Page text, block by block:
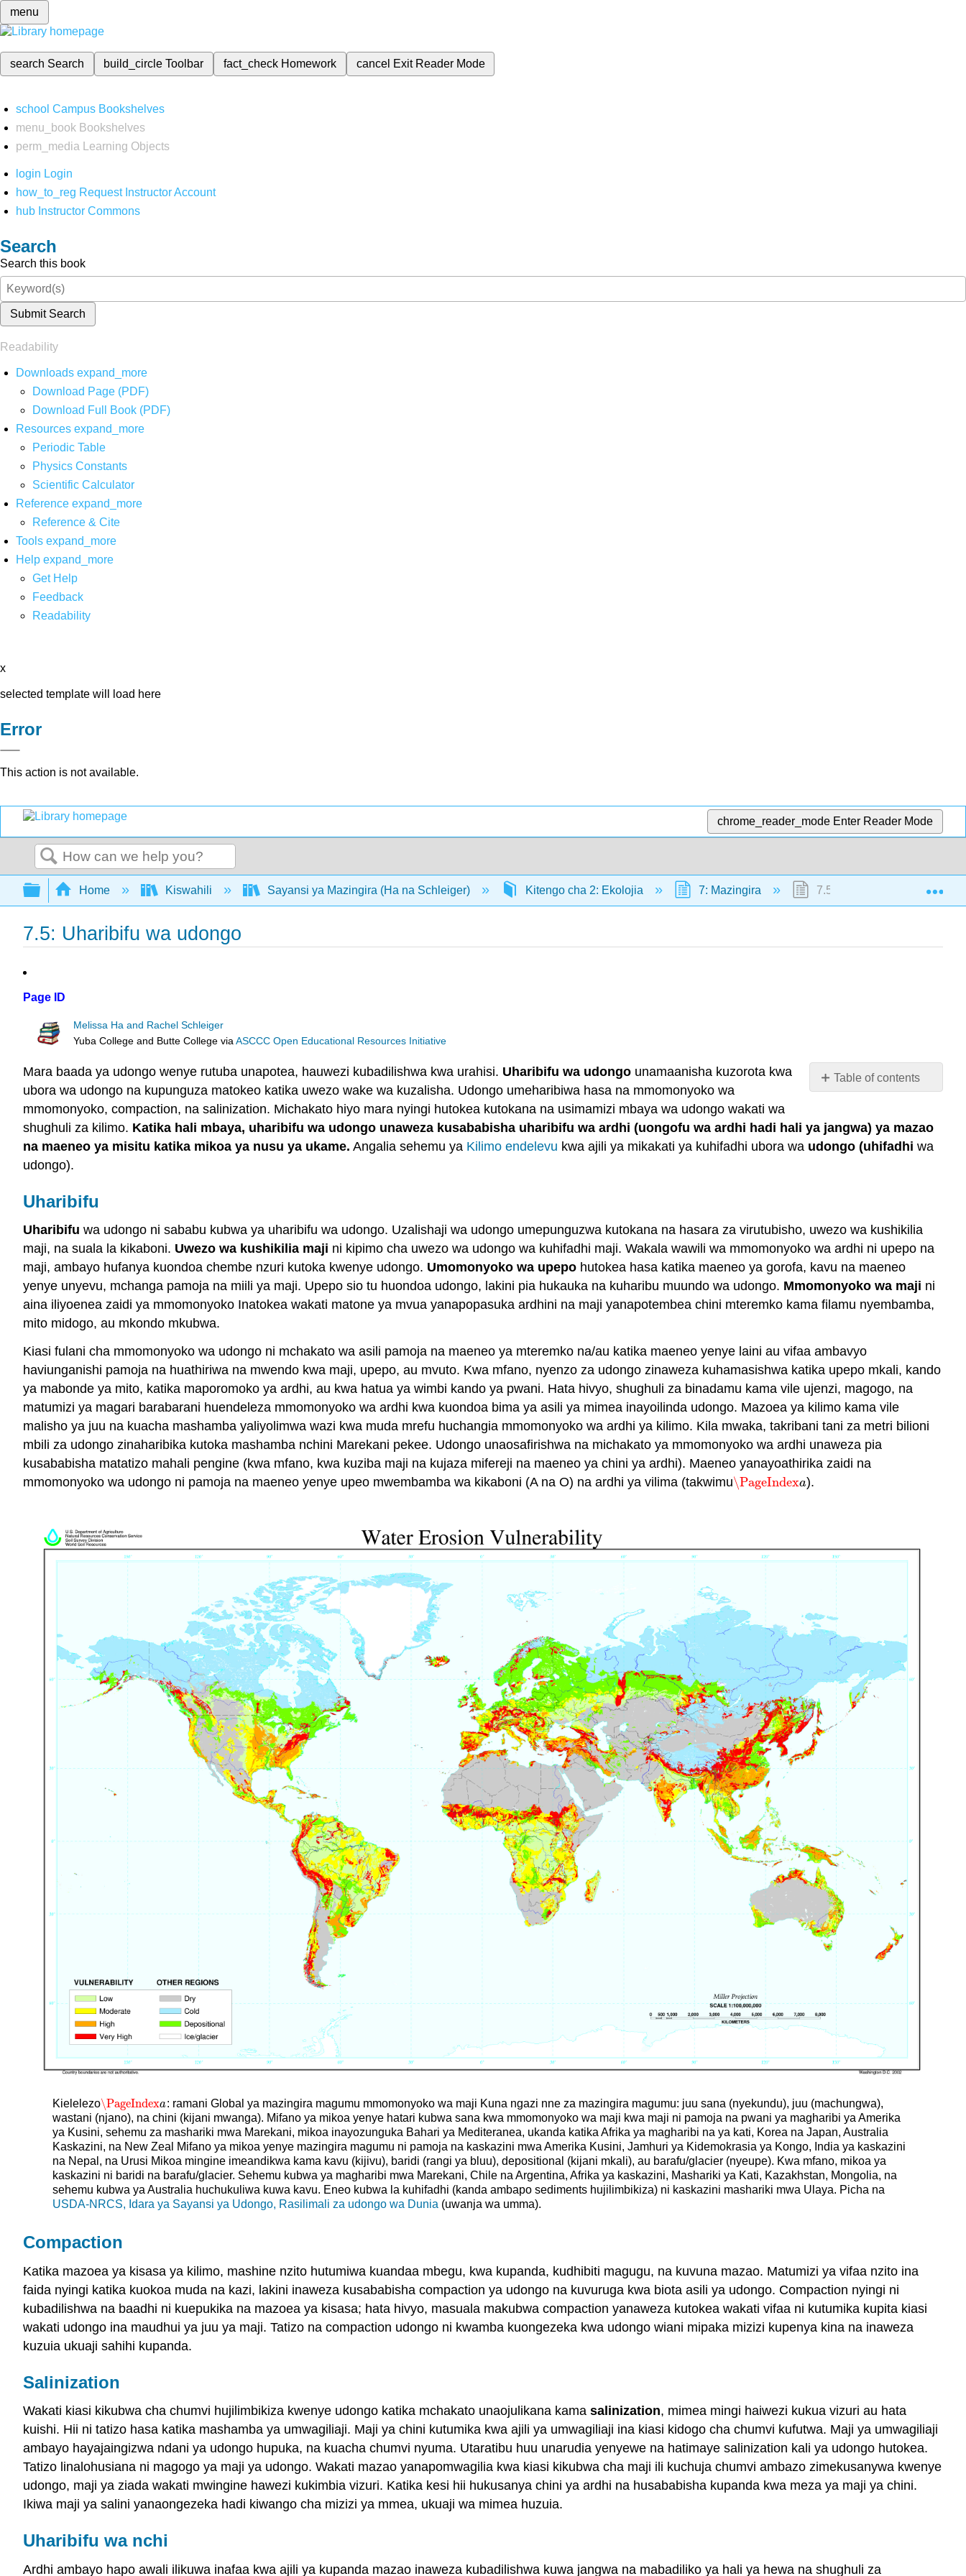
menu
search Search build_circleToolbar fact_check Homework cancel Exit Reader Mode
school Campus Bookshelves
menu_book Bookshelves
perm_media
Learning Objects
login Login
how_to_reg Request Instructor Account
hub Instructor Commons
Search
Search this book
Submit Search
Readability
Downloads expand_more
Download Page (PDF)
Download Full Book (PDF)
Resources expand_more
Periodic Table
Physics Constants
Scientific Calculator
Reference expand_more
Reference & Cite
Tools expand_more
Help expand_more
Get Help
Feedback
Readability
x
selected template will load here
Error
This action is not available.
chrome_reader_mode Enter Reader Mode
Search
Expand/collapse global hierarchy
Home Kiswahili Sayansi ya Mazingira (Ha na Schleiger) Kitengo cha 2: Ekolojia 7: Mazingira 7.5: Uharibifu wa udongo
7.5: Uharibifu wa udongo
Page ID
Melissa Ha and Rachel Schleiger
Yuba College and Butte College viaASCCC Open Educational Resources Initiative
Table of contents
Salinization
Uharibifu
Mara baada ya udongo wenye rutuba unapotea, hauwezi kubadilishwa kwa urahisi. Uharibifu wa udongo unamaanisha kuzorota kwa
ubora wa udongo na kupunguza matokeo katika uwezo wake wa kuzalisha. Udongo umeharibiwa hasa na mmomonyoko wa
mmomonyoko, compaction, na salinization. Michakato hiyo mara nyingi hutokea kutokana na usimamizi mbaya wa udongo wakati wa
shughuli za kilimo. Katika hali mbaya, uharibifu wa udongo unaweza kusababisha uharibifu wa ardhi (uongofu wa ardhi hadi hali ya jangwa) ya mazao
na maeneo ya misitu katika mikoa ya nusu ya ukame. Angalia sehemu ya Kilimo endelevu kwa ajili ya mikakati ya kuhifadhi ubora wa udongo (uhifadhi wa
udongo).
Uharibifu
Uharibifu wa udongo ni sababu kubwa ya uharibifu wa udongo. Uzalishaji wa udongo umepunguzwa kutokana na hasara za virutubisho, uwezo wa kushikilia
maji, na suala la kikaboni. Uwezo wa kushikilia maji ni kipimo cha uwezo wa udongo wa kuhifadhi maji. Wakala wawili wa mmomonyoko wa ardhi ni upepo na
maji, ambayo hufanya kuondoa chembe nzuri kutoka kwenye udongo. Umomonyoko wa upepo hutokea hasa katika maeneo ya gorofa, kavu na maeneo
yenye unyevu, mchanga pamoja na miili ya maji. Upepo sio tu huondoa udongo, lakini pia hukauka na kuharibu muundo wa udongo. Mmomonyoko wa maji ni
aina iliyoenea zaidi ya mmomonyoko Inatokea wakati matone ya mvua yanapopasuka ardhini na maji yanapotembea chini mteremko kama filamu nyembamba,
mito midogo, au mkondo mkubwa.
Kiasi fulani cha mmomonyoko wa udongo ni mchakato wa asili pamoja na maeneo ya mteremko na/au katika maeneo yenye laini au vifaa ambavyo
haviunganishi pamoja na huathiriwa na mwendo kwa maji, upepo, au mvuto. Kwa mfano, nyenzo za udongo zinaweza kuhamasishwa katika upepo mkali, kando
ya mabonde ya mito, katika maporomoko ya ardhi, au kwa hatua ya wimbi kando ya pwani. Hata hivyo, shughuli za binadamu kama vile ujenzi, magogo, na
matumizi ya magari barabarani huendeleza mmomonyoko wa ardhi kwa kuondoa bima ya asili ya mimea inayoilinda udongo. Mazoea ya kilimo kama vile
malisho ya juu na kuacha mashamba yaliyolimwa wazi kwa muda mrefu huchangia mmomonyoko wa ardhi ya kilimo. Kila mwaka, takribani tani za metri bilioni
mbili za udongo zinaharibika kutoka mashamba nchini Marekani pekee. Udongo unaosafirishwa na michakato ya mmomonyoko wa ardhi unaweza pia
kusababisha matatizo mahali pengine (kwa mfano, kwa kuziba maji na kujaza mifereji na maeneo ya chini ya ardhi). Maeneo yanayoathirika zaidi na
mmomonyoko wa udongo ni pamoja na maeneo yenye upeo mwembamba wa kikaboni (A na O) na ardhi ya vilima (takwimu\PageIndexa
\PageIndexa).
Kielelezo\PageIndexa
\PageIndexa: ramani Global ya mazingira magumu mmomonyoko wa maji Kuna ngazi nne za mazingira magumu: juu sana (nyekundu), juu (machungwa),
wastani (njano), na chini (kijani mwanga). Mifano ya mikoa yenye hatari kubwa sana kwa mmomonyoko wa maji kwa maji ni pamoja na pwani ya magharibi ya Amerika
ya Kusini, sehemu za mashariki mwa Marekani, mikoa inayozunguka Bahari ya Mediteranea, ukanda katika Afrika ya magharibi na ya kati, Korea na Japan, Australia
Kaskazini, na New Zeal Mifano ya mikoa yenye mazingira magumu ni pamoja na kaskazini mwa Amerika Kusini, Jamhuri ya Kidemokrasia ya Kongo, India ya kaskazini
na Nepal, na Urusi Mikoa mingine imeandikwa kama kavu (kijivu), baridi (rangi ya bluu), depositional (kijani mkali), au barafu/glacier (nyeupe). Kwa mfano, mikoa ya
kaskazini ni baridi na barafu/glacier. Sehemu kubwa ya magharibi mwa Marekani, Chile na Argentina, Afrika ya kaskazini, Mashariki ya Kati, Kazakhstan, Mongolia, na
sehemu kubwa ya Australia huchukuliwa kuwa kavu. Eneo kubwa la kuhifadhi (kanda ambapo sediments hujilimbikiza) ni kaskazini mashariki mwa Ulaya. Picha na
USDA-NRCS, Idara ya Sayansi ya Udongo, Rasilimali za udongo wa Dunia (uwanja wa umma).
Compaction
Katika mazoea ya kisasa ya kilimo, mashine nzito hutumiwa kuandaa mbegu, kwa kupanda, kudhibiti magugu, na kuvuna mazao. Matumizi ya vifaa nzito ina
faida nyingi katika kuokoa muda na kazi, lakini inaweza kusababisha compaction ya udongo na kuvuruga kwa biota asili ya udongo. Compaction nyingi ni
kubadilishwa na baadhi ni kuepukika na mazoea ya kisasa; hata hivyo, masuala makubwa compaction yanaweza kutokea wakati vifaa ni kutumika kupita kiasi
wakati udongo ina maudhui ya juu ya maji. Tatizo na compaction udongo ni kwamba kuongezeka kwa udongo wiani mipaka mizizi kupenya kina na inaweza
kuzuia ukuaji sahihi kupanda.
Salinization
Wakati kiasi kikubwa cha chumvi hujilimbikiza kwenye udongo katika mchakato unaojulikana kama salinization, mimea mingi haiwezi kukua vizuri au hata
kuishi. Hii ni tatizo hasa katika mashamba ya umwagiliaji. Maji ya chini kutumika kwa ajili ya umwagiliaji ina kiasi kidogo cha chumvi kufutwa. Maji ya umwagiliaji
ambayo hayajaingizwa ndani ya udongo hupuka, na kuacha chumvi nyuma. Utaratibu huu unarudia yenyewe na hatimaye salinization kali ya udongo hutokea.
Tatizo linalohusiana ni magogo ya maji ya udongo. Wakati mazao yanapomwagilia kwa kiasi kikubwa cha maji ili kuchuja chumvi ambazo zimekusanywa kwenye
udongo, maji ya ziada wakati mwingine hawezi kukimbia vizuri. Katika kesi hii hukusanya chini ya ardhi na husababisha kupanda kwa meza ya maji ya chini.
Ikiwa maji ya salini yanaongezeka hadi kiwango cha mizizi ya mmea, ukuaji wa mimea huzuia.
Uharibifu wa nchi
Ardhi ambayo hapo awali ilikuwa inafaa kwa ajili ya kupanda mazao inaweza kubadilishwa kuwa jangwa na mabadiliko ya hali ya hewa na shughuli za